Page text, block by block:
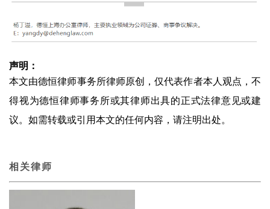
声明：
本文由德恒律师事务所律师原创，仅代表作者本人观点，不
得视为德恒律师事务所或其律师出具的正式法律意见或建
议。如需转载或引用本文的任何内容，请注明出处。
相关律师